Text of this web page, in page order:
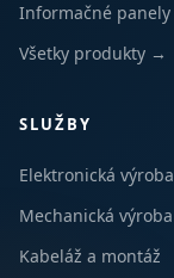
Informačné panely
Všetky produkty →
SLUŽBY
Elektronická výroba
Mechanická výroba
Kabeláž a montáž